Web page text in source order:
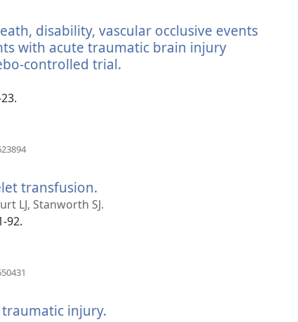
ventana)disability, vascular occlusive events
with acute traumatic brain injury
controlled trial.
ventana)
transfusion.
una
LJ, Stanworth SJ.
92.
ventana) injury.